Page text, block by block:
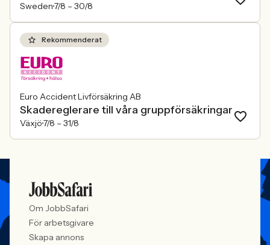
Sweden7/8 – 30/8
Rekommenderat
Euro Accident Livförsäkring AB
Skadereglerare till våra gruppförsäkringar
Växjö7/8 – 31/8
Om JobbSafari
För arbetsgivare
Skapa annons